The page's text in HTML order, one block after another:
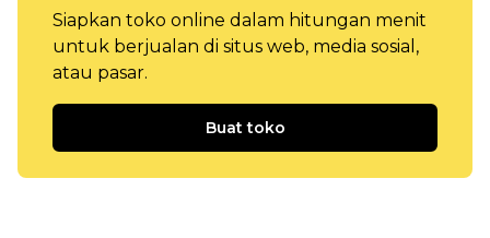
Siapkan toko online dalam hitungan menit
untuk berjualan di situs web, media sosial,
atau pasar.
Buat toko